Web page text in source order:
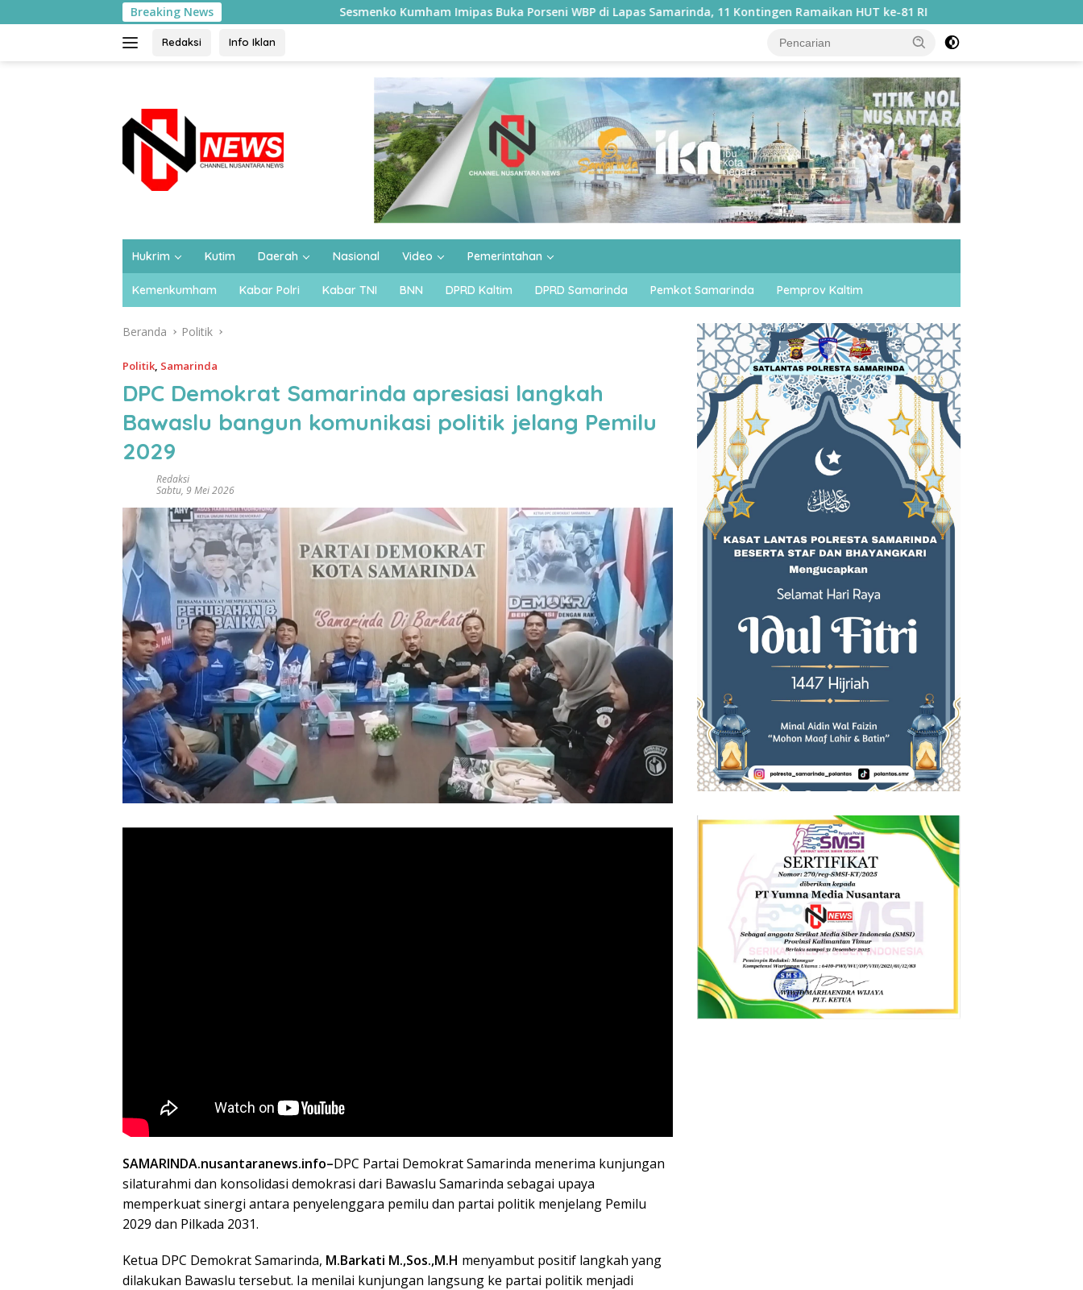
ke
Breaking NewsSesmenko Kumham Imipas Buka Porseni WBP di Lapas Samarinda, 11 Kontingen Ramaikan HUT ke-81 RI Sebanyak 1.252 WBP Rutan Samarinda
Redaksi Info Iklan
Hukrim Kutim Daerah Nasional Video Pemerintahan
Kemenkumham Kabar Polri Kabar TNI BNN DPRD Kaltim DPRD Samarinda Pemkot Samarinda Pemprov Kaltim
Beranda Politik
Politik, Samarinda
DPC Demokrat Samarinda apresiasi langkah
Bawaslu bangun komunikasi politik jelang Pemilu
2029
Redaksi
Sabtu, 9 Mei 2026
SAMARINDA.nusantaranews.info–DPC Partai Demokrat Samarinda menerima kunjungan
silaturahmi dan konsolidasi demokrasi dari Bawaslu Samarinda sebagai upaya
memperkuat sinergi antara penyelenggara pemilu dan partai politik menjelang Pemilu
2029 dan Pilkada 2031.
Ketua DPC Demokrat Samarinda, M.Barkati M.,Sos.,M.H menyambut positif langkah yang
dilakukan Bawaslu tersebut. Ia menilai kunjungan langsung ke partai politik menjadi